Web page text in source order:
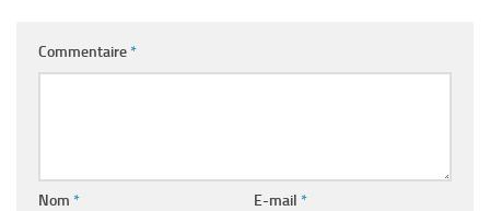
Commentaire*
Nom * E-mail *